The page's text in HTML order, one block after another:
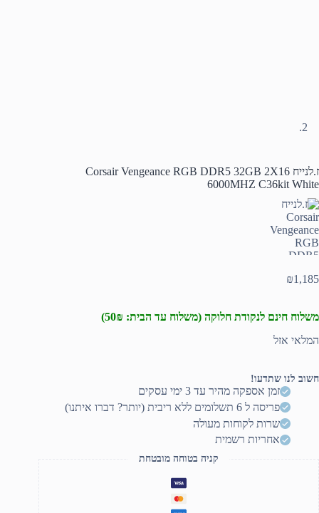
ז.לנייח Corsair Vengeance RGB DDR5 32GB 2X16
6000MHZ C36kit White
₪1,185
משלוח חינם לנקודת חלוקה (משלוח עד הבית: 50₪)
המלאי אזל
חשוב לנו שתדעו!
זמן אספקה מהיר עד 3 ימי עסקים
פריסה ל 6 תשלומים ללא ריבית (יותר? דברו איתנו)
שרות לקוחות מעולה
אחריות רשמית
קניה בטוחה מובטחת